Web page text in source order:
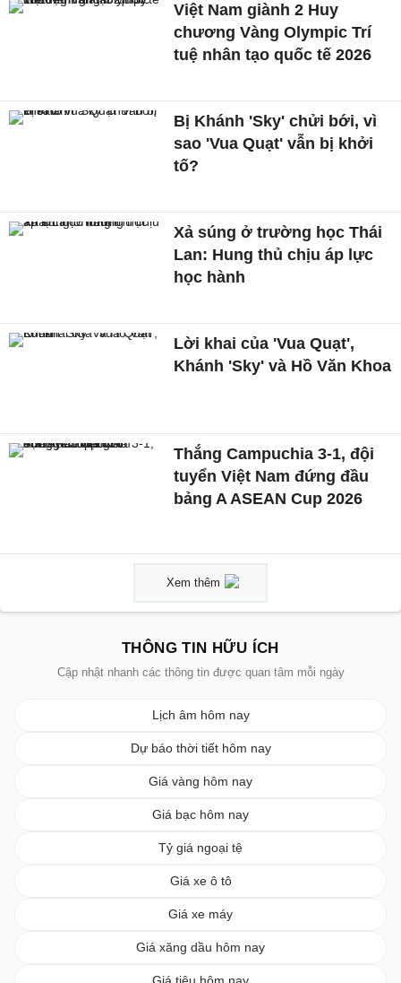
Việt Nam giành 2 Huy
chương Vàng Olympic Trí
tuệ nhân tạo quốc tế 2026
Bị Khánh 'Sky' chửi bới, vì
sao 'Vua Quạt' vẫn bị khởi
tố?
Xả súng ở trường học Thái
Lan: Hung thủ chịu áp lực
học hành
Lời khai của 'Vua Quạt',
Khánh 'Sky' và Hồ Văn Khoa
Thắng Campuchia 3-1, đội
tuyển Việt Nam đứng đầu
bảng A ASEAN Cup 2026
Xem thêm
THÔNG TIN HỮU ÍCH
Cập nhật nhanh các thông tin được quan tâm mỗi ngày
Lịch âm hôm nay
Dự báo thời tiết hôm nay
Giá vàng hôm nay
Giá bạc hôm nay
Tỷ giá ngoại tệ
Giá xe ô tô
Giá xe máy
Giá xăng dầu hôm nay